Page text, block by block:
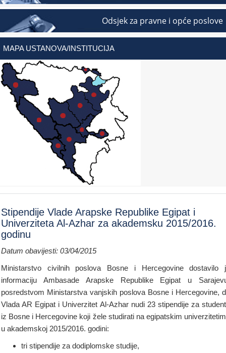
Odsjek za pravne i opće poslove
MAPA USTANOVA/INSTITUCIJA
Stipendije Vlade Arapske Republike Egipat i
Univerziteta Al-Azhar za akademsku 2015/2016.
godinu
Datum obavijesti: 03/04/2015
Ministarstvo civilnih poslova Bosne i Hercegovine dostavilo
informaciju Ambasade Arapske Republike Egipat u
posredstvom Ministarstva vanjskih poslova Bosne i Hercegovine,
Vlada AR Egipat i Univerzitet Al-Azhar nudi 23 stipendije za
iz Bosne i Hercegovine koji žele studirati na egipatskim
u akademskoj 2015/2016. godini:
tri stipendije za dodiplomske studije,